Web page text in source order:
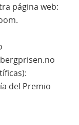
página web:
del Premio